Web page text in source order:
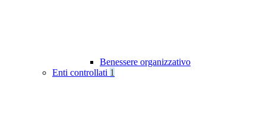
Benessere organizzativo
Enti controllati 1